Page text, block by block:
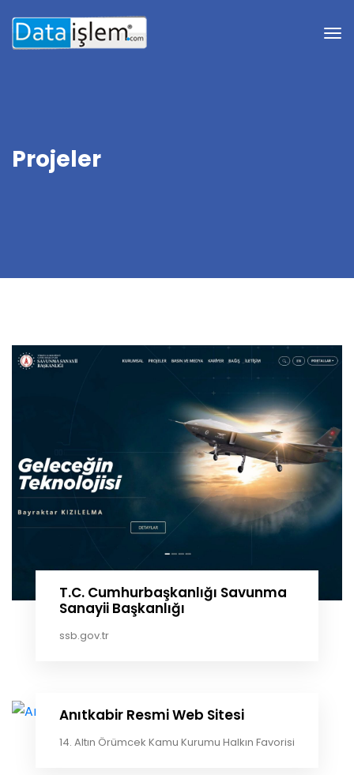
Projeler
T.C. Cumhurbaşkanlığı Savunma
Sanayii Başkanlığı
ssb.gov.tr
Anıtkabir Resmi Web Sitesi
14. Altın Örümcek Kamu Kurumu Halkın Favorisi